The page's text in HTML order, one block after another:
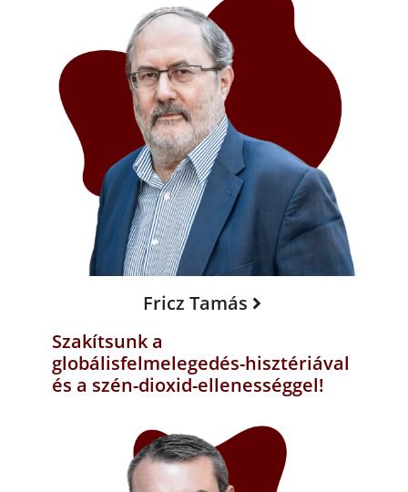
Fricz Tamás
Szakítsunk a
globálisfelmelegedés-hisztériával
és a szén-dioxid-ellenességgel!